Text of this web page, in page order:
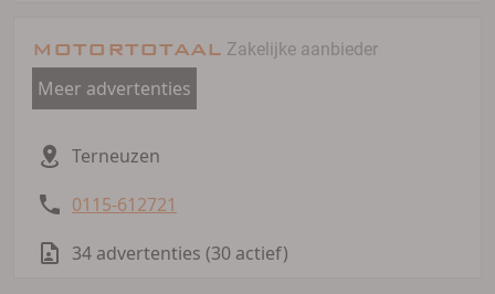
MOTORTOTAAL Zakelijke aanbieder
Meer advertenties
Terneuzen
0115-612721
34 advertenties (30 actief)